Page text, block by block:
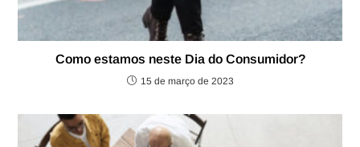
Como estamos neste Dia do Consumidor?
15 de março de 2023